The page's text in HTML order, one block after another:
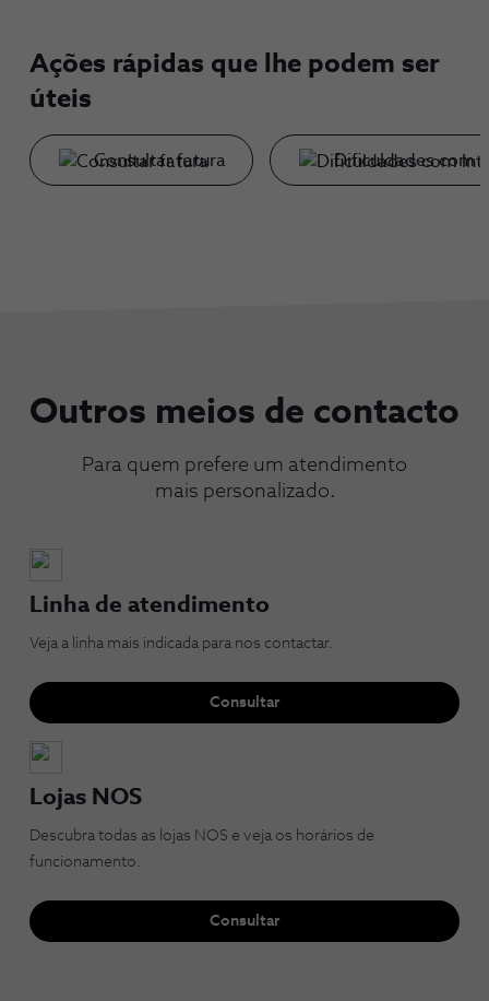
Ações rápidas que lhe podem ser
úteis
Consultar fatura Dificuldades com
Outros meios de contacto
Para quem prefere um atendimento
mais personalizado.
Linha de atendimento
Veja a linha mais indicada para nos contactar.
Consultar
Lojas NOS
Descubra todas as lojas NOS e veja os horários de
funcionamento.
Consultar